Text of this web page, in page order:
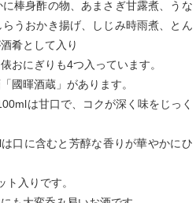
に棒身酢の物、あまさぎ甘露煮、うな
うおかき揚げ、しじみ時雨煮、とん
肴として入り
おにぎりも4つ入っています。
國暉酒蔵」があります。
は甘口で、コクが深く味をじっく
口に含むと芳醇な香りが華やかにひ
入りです。